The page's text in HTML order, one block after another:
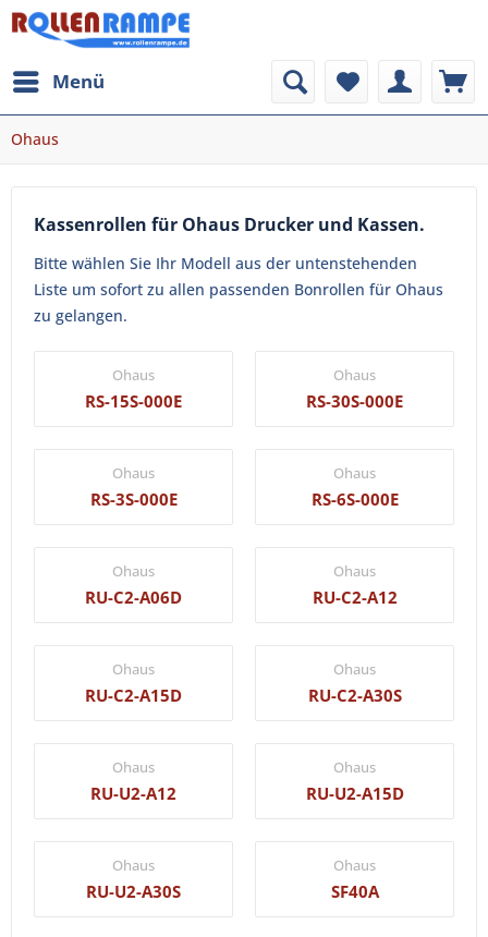
Menü
Ohaus
Kassenrollen für Ohaus Drucker und Kassen.
Bitte wählen Sie Ihr Modell aus der untenstehenden
Liste um sofort zu allen passenden Bonrollen für Ohaus
zu gelangen.
Ohaus
RS-15S-000E
Ohaus
RS-30S-000E
Ohaus
RS-3S-000E
Ohaus
RS-6S-000E
Ohaus
RU-C2-A06D
Ohaus
RU-C2-A12
Ohaus
RU-C2-A15D
Ohaus
RU-C2-A30S
Ohaus
RU-U2-A12
Ohaus
RU-U2-A15D
Ohaus
RU-U2-A30S
Ohaus
SF40A